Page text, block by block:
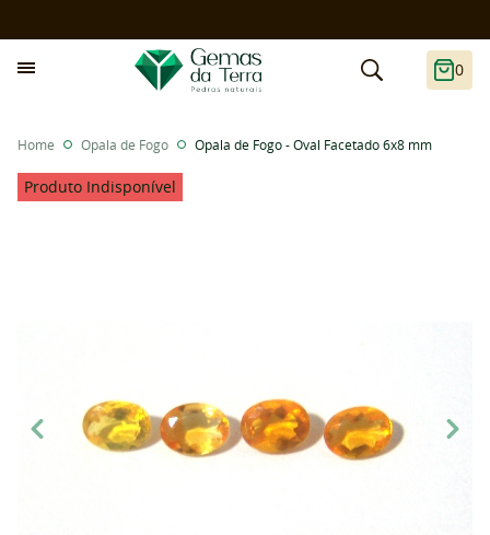
0
Home Opala de Fogo Opala de Fogo - Oval Facetado 6x8 mm
Produto Indisponível